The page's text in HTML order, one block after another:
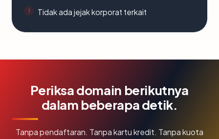
Tidak ada jejak korporat terkait
Periksa domain berikutnya
dalam beberapa detik.
Tanpa pendaftaran. Tanpa kartu kredit. Tanpa kuota